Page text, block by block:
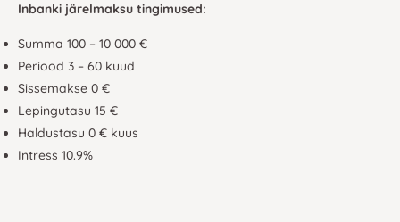
Inbanki järelmaksu tingimused:
Summa 100 – 10 000 €
Periood 3 – 60 kuud
Sissemakse 0 €
Lepingutasu 15 €
Haldustasu 0 € kuus
Intress 10.9%